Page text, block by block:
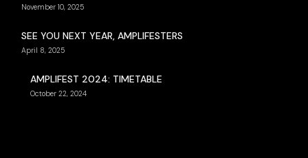
November 10, 2025
SEE YOU NEXT YEAR, AMPLIFESTERS
April 8, 2025
AMPLIFEST 2024: TIMETABLE
October 22, 2024